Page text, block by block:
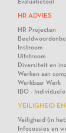
HR ADVIES
HR Projecten
Instroom
Uitstroom
Diversiteit en
Werken aan
Werkbaar Werk
IBO -
VEILIGHEID
Veiligheid (in
Infosessies en